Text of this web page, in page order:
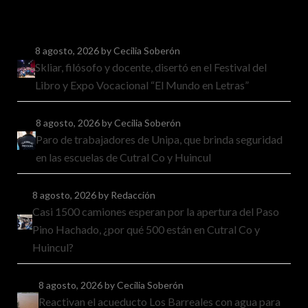
8 agosto, 2026by Cecilia Soberón
Skliar, filósofo y docente, disertó en el Festival del
Libro y Expo Vocacional “El Mundo en Letras”
8 agosto, 2026by Cecilia Soberón
Paro de trabajadores de Unipa, que brinda seguridad
en las escuelas de Cutral Co y Huincul
8 agosto, 2026by Redacción
Casi 1500 camiones esperan por la apertura del Paso
Pino Hachado, ¿por qué 500 están en Cutral Co y
Huincul?
8 agosto, 2026by Cecilia Soberón
Reactivan el acueducto Los Barreales con agua para